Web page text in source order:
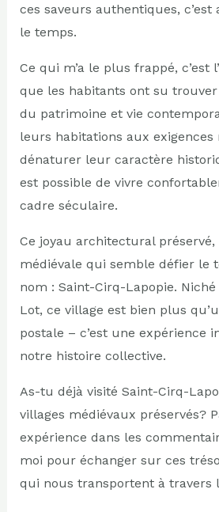
ces saveurs authentiques, c’est
le temps.
Ce qui m’a le plus frappé, c’est
que les habitants ont su
du patrimoine et vie
leurs habitations aux exigences
dénaturer leur caractère
est possible de vivre
cadre séculaire.
Ce joyau architectural
médiévale qui semble défier le
nom : Saint-Cirq-Lapopie.
Lot, ce village est bien plus
postale – c’est une expérience
notre histoire collective.
As-tu déjà visité Saint-Cirq-
villages médiévaux préservés?
expérience dans les
moi pour échanger sur ces
qui nous transportent à travers